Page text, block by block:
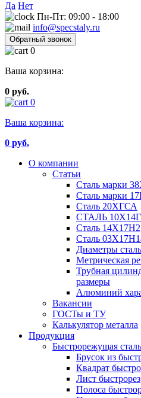
Да Нет
Пн-Пт: 09:00 - 18:00
info@specstaly.ru
Обратный звонок
0
Ваша корзина:
0 руб.
0
Ваша корзина:
0 руб.
О компании
Статьи
Сталь марки
Сталь марки
Сталь 20ХГСА
СТАЛЬ
Сталь 14Х17Н2
Сталь
Диаметры
Метрическая
Трубная
размеры
Алюминий
Вакансии
ГОСТы и ТУ
Калькулятор металла
Продукция
Быстрорежущая сталь
Брусок из
Квадрат
Лист быстрорез
Полоса